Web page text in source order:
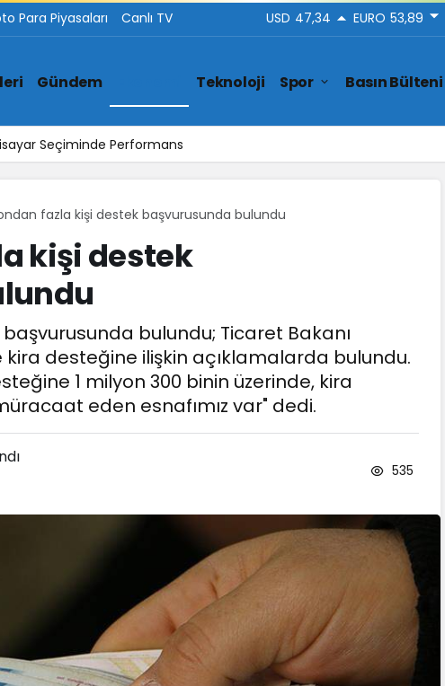
Para Piyasaları Canlı TV USD 47,34 EURO 53,89
Gündem Teknoloji Spor Basın Bülteni
Yakası Temizlik Hizmetleri
fazla kişi destek başvurusunda bulundu
kişi destek
bulundu; Ticaret Bakanı
kira desteğine ilişkin açıklamalarda bulundu.
1 milyon 300 binin üzerinde, kira
eden esnafımız var" dedi.
535
İstanbul Anadolu Yakası
Temizlik Hizmetleri